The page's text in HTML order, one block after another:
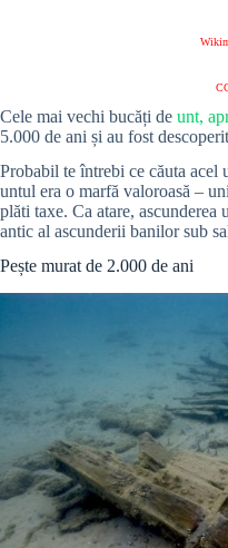
Cele mai vechi bucăți de unt,
5.000 de ani și au fost
Probabil te întrebi ce căuta
untul era o marfă valoroasă –
plăti taxe. Ca atare,
antic al ascunderii banilor sub
Pește murat de 2.000 de ani